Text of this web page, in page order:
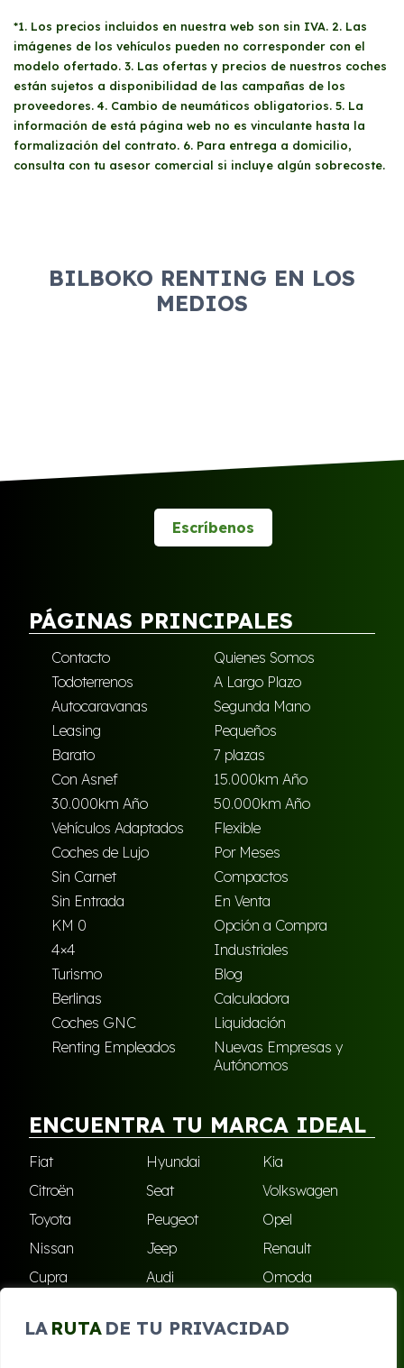
LA RUTA DE TU PRIVACIDAD
*1. Los precios incluidos en nuestra web son sin IVA. 2. Las
imágenes de los vehículos pueden no corresponder con el
modelo ofertado. 3. Las ofertas y precios de nuestros coches
están sujetos a disponibilidad de las campañas de los
proveedores. 4. Cambio de neumáticos obligatorios. 5. La
información de está página web no es vinculante hasta la
formalización del contrato. 6. Para entrega a domicilio,
consulta con tu asesor comercial si incluye algún sobrecoste.
BILBOKO RENTING EN LOS
MEDIOS
Escríbenos
PÁGINAS PRINCIPALES
Contacto
Quienes Somos
Todoterrenos
A Largo Plazo
Autocaravanas
Segunda Mano
Leasing
Pequeños
Barato
7 plazas
Con Asnef
15.000km Año
30.000km Año
50.000km Año
Vehículos Adaptados
Flexible
Coches de Lujo
Por Meses
Sin Carnet
Compactos
Sin Entrada
En Venta
KM 0
Opción a Compra
4×4
Industriales
Turismo
Blog
Berlinas
Calculadora
Coches GNC
Liquidación
Renting Empleados
Nuevas Empresas y
Autónomos
ENCUENTRA TU MARCA IDEAL
Fiat Hyundai
Kia
Citroën
Seat
Volkswagen
Toyota
Peugeot
Opel
Nissan
Jeep
Renault
Cupra
Audi
Omoda
Skoda
Ford Todas las marcas